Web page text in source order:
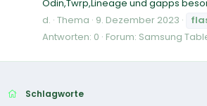
Odin,Twrp,Lineage und gapps
d. Thema 9. Dezember 2023
Antworten: 0 Forum: Samsung
Schlagworte